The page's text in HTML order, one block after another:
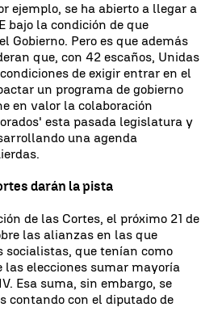
ejemplo, se ha abierto a llegar a
bajo la condición de que
Gobierno. Pero es que además
que, con 42 escaños, Unidas
de exigir entrar en el
un programa de gobierno
en valor la colaboración
esta pasada legislatura y
una agenda
darán la pista
de las Cortes, el próximo 21 de
las alianzas en las que
socialistas, que tenían como
las elecciones sumar mayoría
Esa suma, sin embargo, se
contando con el diputado de